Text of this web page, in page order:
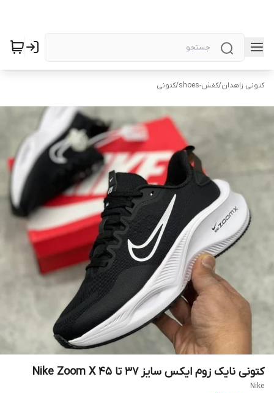
کتونی زاهدان/کفش-shoes /کتونی
کتونی نایک زوم ایکس سایز ۳۷ تا ۴۵ Nike Zoom X
Nike